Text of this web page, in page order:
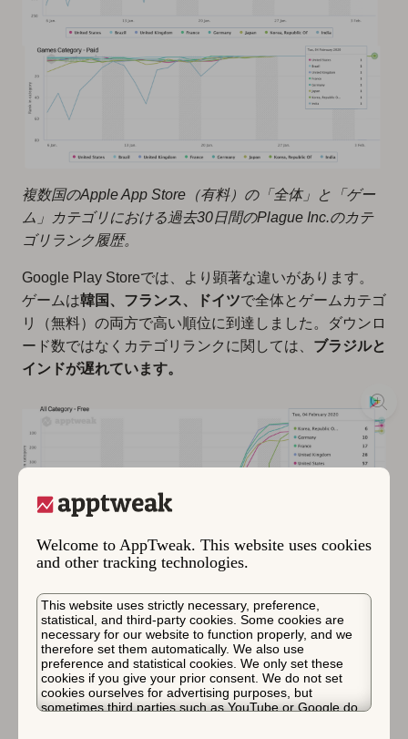
Welcome to AppTweak. This website uses cookies
and other tracking technologies.
This website uses strictly necessary, preference,
statistical, and third-party cookies. Some cookies are
necessary for our website to function properly, and we
therefore set them automatically. We also use
preference and statistical cookies. We only set these
cookies if you give your prior consent. We do not set
cookies ourselves for advertising purposes, but
sometimes third parties such as YouTube or Google do.
複数国のApple App Store（有料）の「全体」と「ゲー
ム」カテゴリにおける過去30日間のPlague Inc.のカテ
ゴリランク履歴。
Google Play Storeでは、より顕著な違いがあります。
ゲームは韓国、フランス、ドイツで全体とゲームカテゴ
リ（無料）の両方で高い順位に到達しました。ダウンロ
ード数ではなくカテゴリランクに関しては、 ブラジルと
インドが遅れています。
複数国のGoogle Play Store（無料）の「全体」と「ゲ